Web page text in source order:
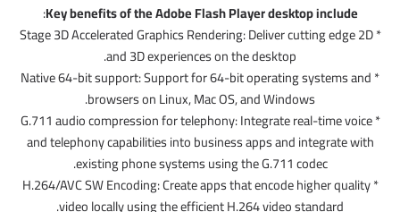
Key benefits of the Adobe Flash Player desktop include
:
* Stage 3D Accelerated Graphics Rendering: Deliver cutting edge 2D
and 3D experiences on the desktop.
* Native 64-bit support: Support for 64-bit operating systems and
browsers on Linux, Mac OS, and Windows.
* G.711 audio compression for telephony: Integrate real-time voice
and telephony capabilities into business apps and integrate with
existing phone systems using the G.711 codec.
* H.264/AVC SW Encoding: Create apps that encode higher quality
video locally using the efficient H.264 video standard.